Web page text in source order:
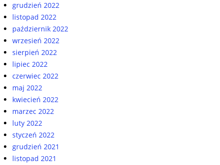
grudzień 2022
listopad 2022
październik 2022
wrzesień 2022
sierpień 2022
lipiec 2022
czerwiec 2022
maj 2022
kwiecień 2022
marzec 2022
luty 2022
styczeń 2022
grudzień 2021
listopad 2021